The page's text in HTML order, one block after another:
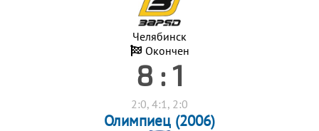
Челябинск
Окончен
8 : 1
2:0, 4:1, 2:0
Олимпиец (2006)